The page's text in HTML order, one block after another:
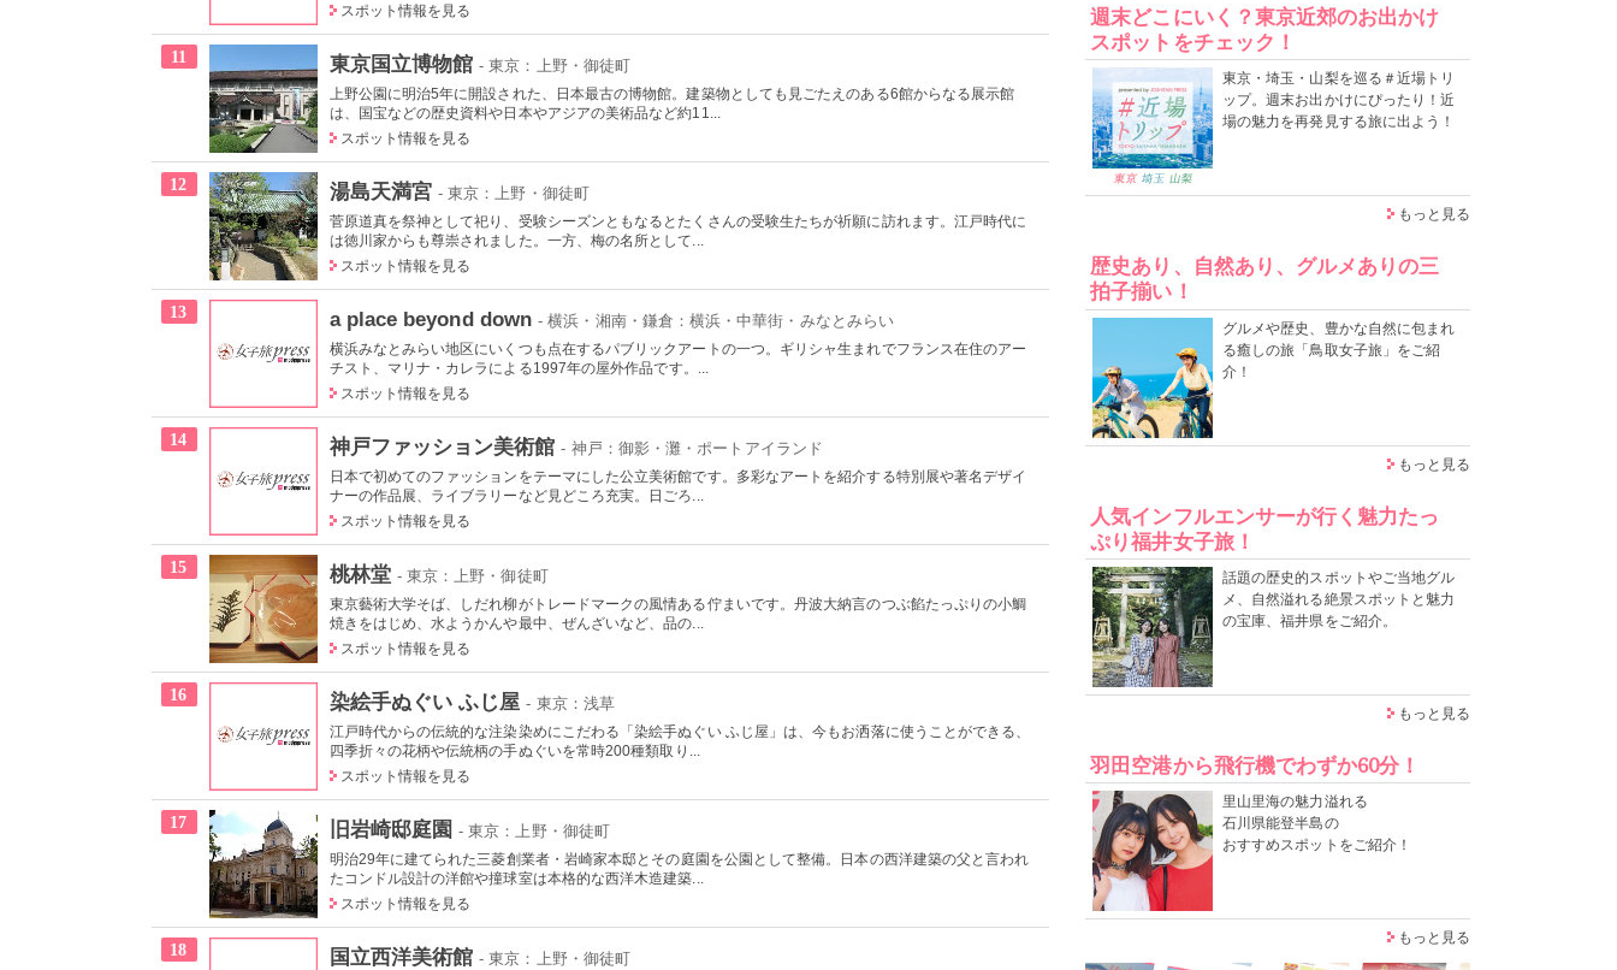
スポット情報を見る
11 東京国立博物館 - 東京：上野・御徒町
上野公園に明治5年に開設された、日本最古の博物館。建築物としても見ごたえのある6館からなる展示館
は、国宝などの歴史資料や日本やアジアの美術品など約11...
スポット情報を見る
12 湯島天満宮 - 東京：上野・御徒町
菅原道真を祭神として祀り、受験シーズンともなるとたくさんの受験生たちが祈願に訪れます。江戸時代に
は徳川家からも尊崇されました。一方、梅の名所として...
スポット情報を見る
13 a place beyond down - 横浜・湘南・鎌倉：横浜・中華街・みなとみらい
横浜みなとみらい地区にいくつも点在するパブリックアートの一つ。ギリシャ生まれでフランス在住のアー
チスト、マリナ・カレラによる1997年の屋外作品です。...
スポット情報を見る
14 神戸ファッション美術館 - 神戸：御影・灘・ポートアイランド
日本で初めてのファッションをテーマにした公立美術館です。多彩なアートを紹介する特別展や著名デザイ
ナーの作品展、ライブラリーなど見どころ充実。日ごろ...
スポット情報を見る
15 桃林堂 - 東京：上野・御徒町
東京藝術大学そば、しだれ柳がトレードマークの風情ある佇まいです。丹波大納言のつぶ餡たっぷりの小鯛
焼きをはじめ、水ようかんや最中、ぜんざいなど、品の...
スポット情報を見る
16 染絵手ぬぐい ふじ屋 - 東京：浅草
江戸時代からの伝統的な注染染めにこだわる「染絵手ぬぐい ふじ屋」は、今もお洒落に使うことができる、
四季折々の花柄や伝統柄の手ぬぐいを常時200種類取り...
スポット情報を見る
17 旧岩崎邸庭園 - 東京：上野・御徒町
明治29年に建てられた三菱創業者・岩崎家本邸とその庭園を公園として整備。日本の西洋建築の父と言われ
たコンドル設計の洋館や撞球室は本格的な西洋木造建築...
スポット情報を見る
18 国立西洋美術館 - 東京：上野・御徒町
週末どこにいく？東京近郊のお出かけ
スポットをチェック！
東京・埼玉・山梨を巡る＃近場トリ
ップ。週末お出かけにぴったり！近
場の魅力を再発見する旅に出よう！
もっと見る
歴史あり、自然あり、グルメありの三
拍子揃い！
グルメや歴史、豊かな自然に包まれ
る癒しの旅「鳥取女子旅」をご紹
介！
もっと見る
人気インフルエンサーが行く魅力たっ
ぷり福井女子旅！
話題の歴史的スポットやご当地グル
メ、自然溢れる絶景スポットと魅力
の宝庫、福井県をご紹介。
もっと見る
羽田空港から飛行機でわずか60分！
里山里海の魅力溢れる
石川県能登半島の
おすすめスポットをご紹介！
もっと見る